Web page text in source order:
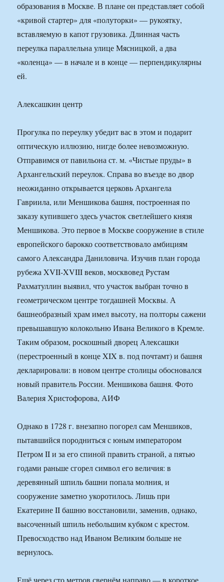
образования в Москве. В плане он представляет собой
«кривой стартер» для «полуторки» — рукоятку,
вставляемую в капот грузовика. Длинная часть
переулка параллельна улице Мясницкой, а два
«коленца» — в начале и в конце — перпендикулярны
ей.
Алексашкин центр
Прогулка по переулку убедит вас в этом и подарит
оптическую иллюзию, нигде более невозможную.
Отправимся от павильона ст. м. «Чистые пруды» в
Архангельский переулок. Справа во въезде во двор
неожиданно открывается церковь Архангела
Гавриила, или Меншикова башня, построенная по
заказу купившего здесь участок светлейшего князя
Меншикова. Это первое в Москве сооружение в стиле
европейского барокко соответствовало амбициям
самого Александра Даниловича. Изучив план города
рубежа XVII-XVIII веков, москвовед Рустам
Рахматуллин выявил, что участок выбран точно в
геометрическом центре тогдашней Москвы. А
башнеобразный храм имел высоту, на полторы сажени
превышавшую колокольню Ивана Великого в Кремле.
Таким образом, роскошный дворец Алексашки
(перестроенный в конце XIX в. под почтамт) и башня
декларировали: в новом центре столицы обосновался
новый правитель России. Меншикова башня. Фото
Валерия Христофорова, АИФ
Однако в 1728 г. внезапно погорел сам Меншиков,
пытавшийся породниться с юным императором
Петром II и за его спиной править страной, а пятью
годами раньше сгорел символ его величия: в
деревянный шпиль башни попала молния, и
сооружение заметно укоротилось. Лишь при
Екатерине II башню восстановили, заменив, однако,
высоченный шпиль небольшим кубком с крестом.
Превосходство над Иваном Великим больше не
вернулось.